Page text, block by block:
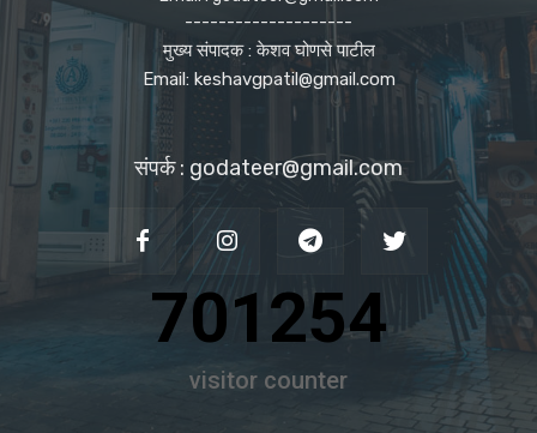
--------------------
मुख्य संपादक : केशव घोणसे पाटील
Email: keshavgpatil@gmail.com
संपर्क : godateer@gmail.com
701254
visitor counter